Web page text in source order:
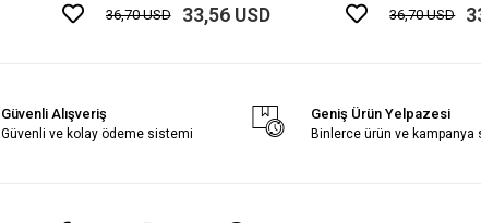
36,70 USD 33,56 USD 36,70 USD
Güvenli Alışveriş
Güvenli ve kolay ödeme sistemi
Geniş Ürün Yelpazesi
Binlerce ürün ve kampanya